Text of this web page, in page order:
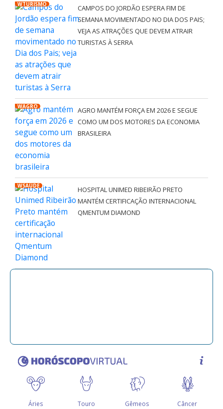
WTURISMO
CAMPOS DO JORDÃO ESPERA FIM DE
SEMANA MOVIMENTADO NO DIA DOS PAIS;
VEJA AS ATRAÇÕES QUE DEVEM ATRAIR
TURISTAS À SERRA
WAGRO
AGRO MANTÉM FORÇA EM 2026 E SEGUE
COMO UM DOS MOTORES DA ECONOMIA
BRASILEIRA
WSAÚDE
HOSPITAL UNIMED RIBEIRÃO PRETO
MANTÉM CERTIFICAÇÃO INTERNACIONAL
QMENTUM DIAMOND